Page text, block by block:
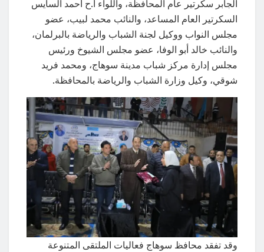
الجابر سكرتير عام المحافظة، واللواء أ.ح أحمد السايس
السكرتير العام المساعد، والنائب محمد لبيب، عضو
مجلس النواب ووكيل لجنة الشباب والرياضة بالبرلمان،
والنائب خالد أبو الوفا، عضو مجلس الشيوخ ورئيس
مجلس إدارة مركز شباب مدينة سوهاج، ومحمد فريد
شوقي، وكيل وزارة الشباب والرياضة بالمحافظة.
وقد تفقد محافظ سوهاج فعاليات الملتقى المتنوعة